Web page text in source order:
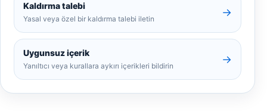
Kaldırma talebi
Yasal veya özel bir kaldırma talebi iletin
→
Uygunsuz içerik
Yanıltıcı veya kurallara aykırı içerikleri bildirin
→